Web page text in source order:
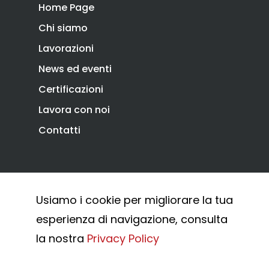
Home Page
Chi siamo
Lavorazioni
News ed eventi
Certificazioni
Lavora con noi
Contatti
Privacy Policy
Cookie Policy
Whistleblowing
© 2026 Combi Arialdo.
Usiamo i cookie per migliorare la tua
esperienza di navigazione, consulta
la nostra Privacy Policy